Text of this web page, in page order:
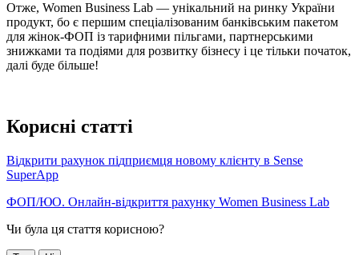
Отже, Women Business Lab — унікальний на ринку України
продукт, бо є першим спеціалізованим банківським пакетом
для жінок-ФОП із тарифними пільгами, партнерськими
знижками та подіями для розвитку бізнесу і це тільки початок,
далі буде більше!
Корисні статті
Відкрити рахунок підприємця новому клієнту в Sense
SuperApp
ФОП/ЮО. Онлайн-відкриття рахунку Women Business Lab
Чи була ця стаття корисною?